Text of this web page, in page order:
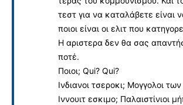
τεστ για να καταλάβετε είναι
ποιοι είναι οι ελιτ που
Η αριστερα δεν θα σας
ποτέ.
Ποιοι; Qui? Qui?
Ινδιανοι τσεροκι; Μογγολοι
Ιννουιτ εσκιμο; Παλαιστίνιοι